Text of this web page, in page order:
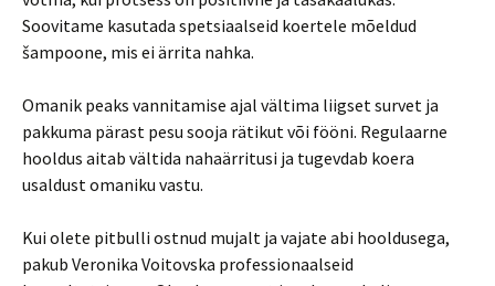
Soovitame kasutada spetsiaalseid koertele mõeldud
šampoone, mis ei ärrita nahka.
Omanik peaks vannitamise ajal vältima liigset survet ja
pakkuma pärast pesu sooja rätikut või fööni. Regulaarne
hooldus aitab vältida nahaärritusi ja tugevdab koera
usaldust omaniku vastu.
Kui olete pitbulli ostnud mujalt ja vajate abi hooldusega,
pakub Veronika Voitovska professionaalseid